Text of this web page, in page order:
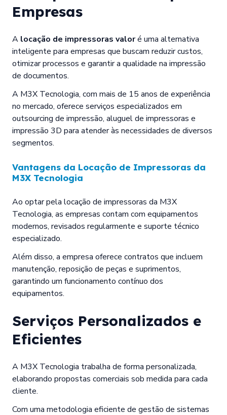
Empresas
A locação de impressoras valoré uma alternativa
inteligente para empresas que buscam reduzir custos,
otimizar processos e garantir a qualidade na impressão
de documentos.
A M3X Tecnologia, com mais de 15 anos de experiência
no mercado, oferece serviços especializados em
outsourcing de impressão, aluguel de impressoras e
impressão 3D para atender às necessidades de diversos
segmentos.
Vantagens da Locação de Impressoras da
M3X Tecnologia
Ao optar pela locação de impressoras da M3X
Tecnologia, as empresas contam com equipamentos
modernos, revisados regularmente e suporte técnico
especializado.
Além disso, a empresa oferece contratos que incluem
manutenção, reposição de peças e suprimentos,
garantindo um funcionamento contínuo dos
equipamentos.
Serviços Personalizados e
Eficientes
A M3X Tecnologia trabalha de forma personalizada,
elaborando propostas comerciais sob medida para cada
cliente.
Com uma metodologia eficiente de gestão de sistemas